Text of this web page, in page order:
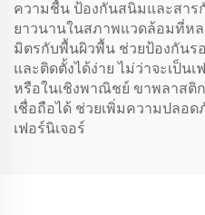
ความชื้น ป้องกันสนิมและสาร
ยาวนานในสภาพแวดล้อมที่ห
มิตรกับพื้นผิวพื้น ช่วยป้องกันร
และติดตั้งได้ง่าย ไม่ว่าจะเป็น
หรือในเชิงพาณิชย์ ขาพลาส
เชื่อถือได้ ช่วยเพิ่มความปลอ
เฟอร์นิเจอร์